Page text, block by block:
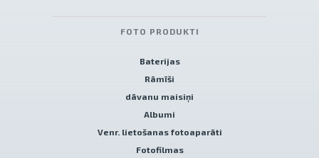
FOTO PRODUKTI
Baterijas
Rāmīši
dāvanu maisiņi
Albumi
Venr. lietošanas fotoaparāti
Fotofilmas